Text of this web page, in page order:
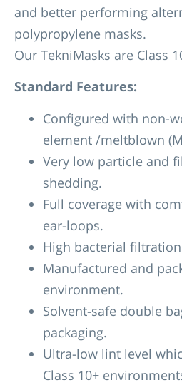
and better performing
polypropylene masks.
Our TekniMasks are Class
Standard Features:
Configured with non-
element /meltblown
Very low particle and
shedding.
Full coverage with
ear-loops.
High bacterial
Manufactured and
environment.
Solvent-safe double
packaging.
Ultra-low lint level
Class 10+